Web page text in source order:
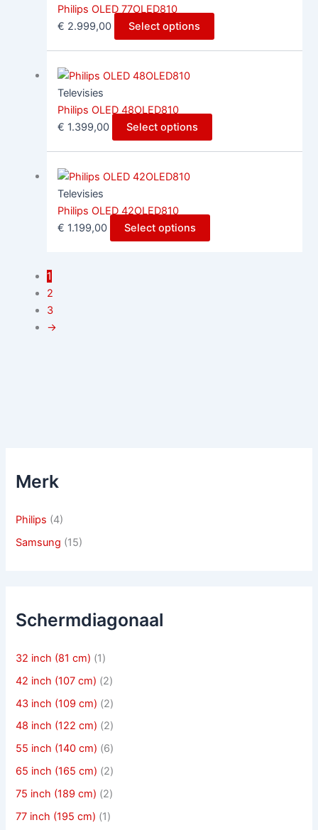
Philips OLED 77OLED810
€ 2.999,00 Select options
Televisies
Philips OLED 48OLED810
€ 1.399,00 Select options
Televisies
Philips OLED 42OLED810
€ 1.199,00 Select options
1
2
3
→
Merk
Philips (4)
Samsung (15)
Schermdiagonaal
32 inch (81 cm) (1)
42 inch (107 cm) (2)
43 inch (109 cm) (2)
48 inch (122 cm) (2)
55 inch (140 cm) (6)
65 inch (165 cm) (2)
75 inch (189 cm) (2)
77 inch (195 cm) (1)